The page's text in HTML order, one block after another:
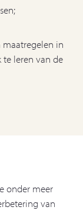
maatregelen in
leren van de
onder meer
van